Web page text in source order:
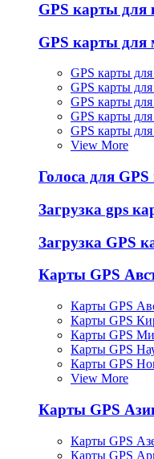
GPS карты для
GPS карты для
GPS карты
GPS карты
GPS карты
GPS карты
GPS карты
View More
Голоса для
Загрузка gps
Загрузка GPS
Карты GPS
Карты GPS
Карты GPS
Карты GPS
Карты GPS
Карты GPS
View More
Карты GPS
Карты GPS
Карты GPS